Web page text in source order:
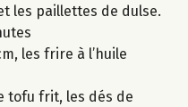
les paillettes de dulse.
les frire à l’huile
tofu frit, les dés de